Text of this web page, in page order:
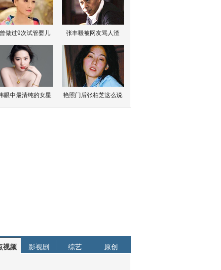
做过9次试管婴儿 张丰毅被网友骂人渣
眼中最清纯的女星 艳照门后张柏芝这么说
视频 影视剧 综艺 原创